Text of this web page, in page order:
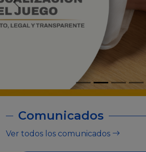
Comunicados
Ver todos los comunicados